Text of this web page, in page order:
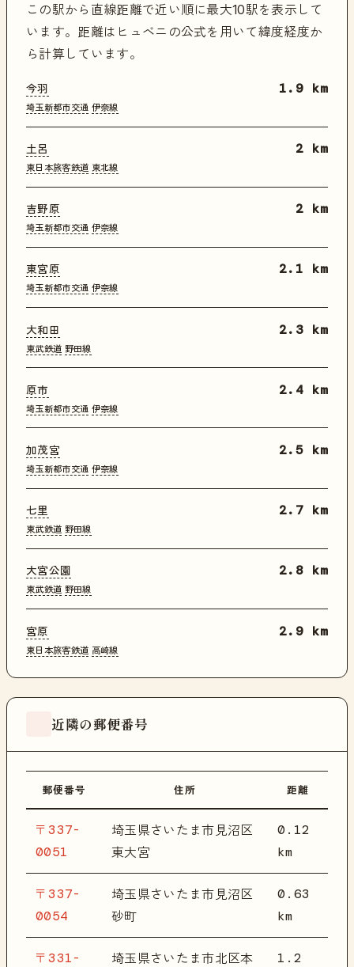
この駅から直線距離で近い順に最大10駅を表示して
います。距離はヒュベニの公式を用いて緯度経度か
ら計算しています。
今羽
埼玉新都市交通 伊奈線
1.9 km
土呂
東日本旅客鉄道 東北線
2 km
吉野原
埼玉新都市交通 伊奈線
2 km
東宮原
埼玉新都市交通 伊奈線
2.1 km
大和田
東武鉄道 野田線
2.3 km
原市
埼玉新都市交通 伊奈線
2.4 km
加茂宮
埼玉新都市交通 伊奈線
2.5 km
七里
東武鉄道 野田線
2.7 km
大宮公園
東武鉄道 野田線
2.8 km
宮原
東日本旅客鉄道 高崎線
2.9 km
近隣の郵便番号
郵便番号 住所 距離
〒337-
0051
埼玉県さいたま市見沼区
東大宮
0.12
km
〒337-
0054
埼玉県さいたま市見沼区
砂町
0.63
km
〒331- 埼玉県さいたま市北区本 1.2